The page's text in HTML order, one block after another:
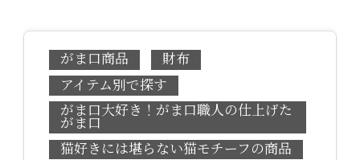
がま口商品
財布
アイテム別で探す
がま口大好き！がま口職人の仕上げた
がま口
猫好きには堪らない猫モチーフの商品